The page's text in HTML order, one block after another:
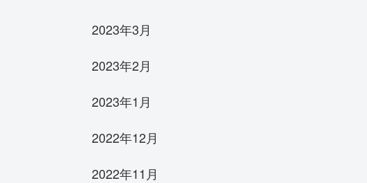
2023年3月
2023年2月
2023年1月
2022年12月
2022年11月